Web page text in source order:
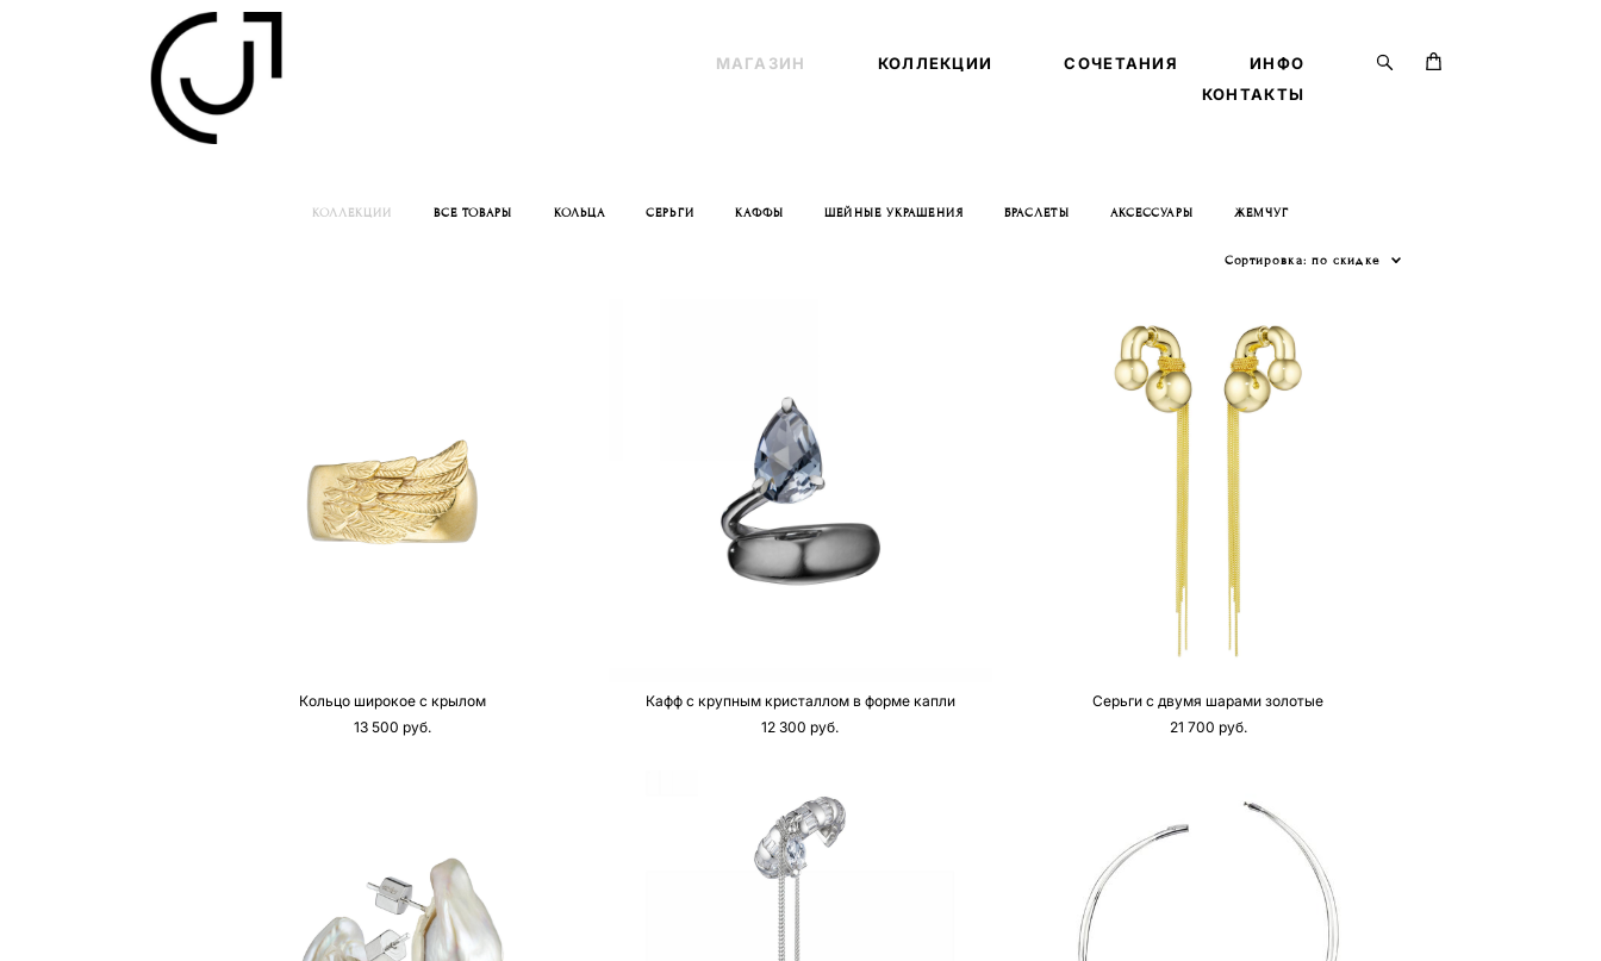
МАГАЗИН КОЛЛЕКЦИИ СОЧЕТАНИЯ
ИНФО
КОНТАКТЫ
МАГАЗИН КОЛЛЕКЦИИ СОЧЕТАНИЯ
ИНФО
КОНТАКТЫ
КОЛЛЕКЦИИ ВСЕ ТОВАРЫ КОЛЬЦА СЕРЬГИ КАФФЫ ШЕЙНЫЕ УКРАШЕНИЯ БРАСЛЕТЫ АКСЕССУАРЫ ЖЕМЧУГ
Сортировка: по скидке
Кольцо широкое с крылом
13 500 pуб.
Кафф с крупным кристаллом в форме капли
12 300 pуб.
Серьги с двумя шарами золотые
21 700 pуб.